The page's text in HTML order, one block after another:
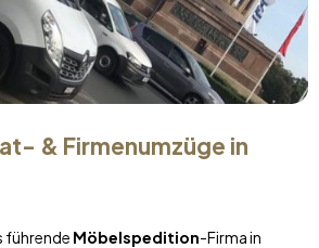
& Firmenumzüge in
führende Möbelspedition-Firma in